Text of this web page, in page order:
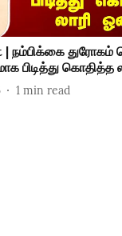
நம்பிக்கை துரோகம்
பிடித்து கொதித்த
1 min read